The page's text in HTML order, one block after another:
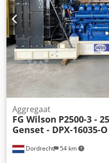
Dordrecht 54 km
Aggregaat
FG Wilson P2500-3 -
Genset - DPX-16035-O